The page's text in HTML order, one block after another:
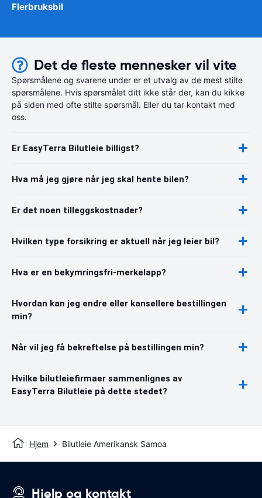
Flerbruksbil
Det de fleste mennesker vil vite
Spørsmålene og svarene under er et utvalg av de mest stilte
spørsmålene. Hvis spørsmålet ditt ikke står der, kan du kikke
på siden med ofte stilte spørsmål. Eller du tar kontakt med
oss.
Er EasyTerra Bilutleie billigst?
Hva må jeg gjøre når jeg skal hente bilen?
Er det noen tilleggskostnader?
Hvilken type forsikring er aktuell når jeg leier bil?
Hva er en bekymringsfri-merkelapp?
Hvordan kan jeg endre eller kansellere bestillingen
min?
Når vil jeg få bekreftelse på bestillingen min?
Hvilke bilutleiefirmaer sammenlignes av
EasyTerra Bilutleie på dette stedet?
Hjem Bilutleie Amerikansk Samoa
Hjelp og kontakt